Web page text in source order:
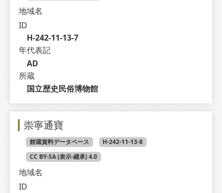
地域名
ID
H-242-11-13-7
年代表記
AD
所蔵
国立歴史民俗博物館
崇寧通寶
館蔵資料データベース
H-242-11-13-8
CC BY-SA (表示-継承) 4.0
地域名
ID